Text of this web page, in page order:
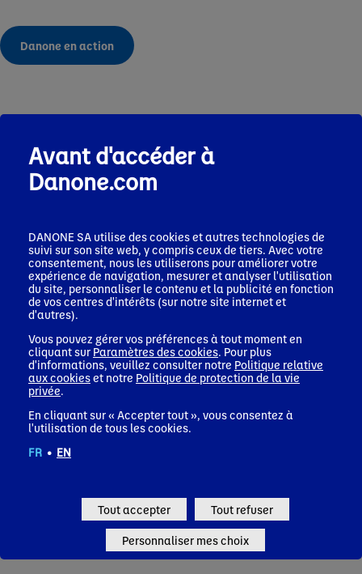
Danone en action
Découvrez aussi
Santé
Découvrez comment nos décennies de recherche en
science et en nutrition nous permettent d'aider les
consommateurs et les patients à adopter des habitudes
alimentaires saines.
Avant d'accéder à
Danone.com
DANONE SA utilise des cookies et autres technologies de
suivi sur son site web, y compris ceux de tiers. Avec votre
consentement, nous les utiliserons pour améliorer votre
expérience de navigation, mesurer et analyser l'utilisation
du site, personnaliser le contenu et la publicité en fonction
de vos centres d'intérêts (sur notre site internet et
d'autres).
Vous pouvez gérer vos préférences à tout moment en
cliquant sur Paramètres des cookies. Pour plus
d'informations, veuillez consulter notre Politique relative
aux cookieset notre Politique de protection de la vie
privée.
En cliquant sur « Accepter tout », vous consentez à
l'utilisation de tous les cookies.
FR • EN
Tout accepter Tout refuser
Personnaliser mes choix